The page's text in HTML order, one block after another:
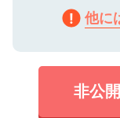
他に
非公